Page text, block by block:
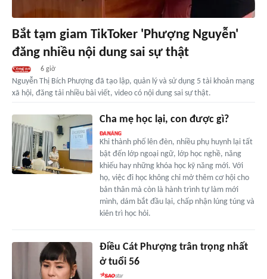
Bắt tạm giam TikToker 'Phượng Nguyễn'
đăng nhiều nội dung sai sự thật
6 giờ
Nguyễn Thị Bích Phượng đã tạo lập, quản lý và sử dụng 5 tài khoản mạng
xã hội, đăng tải nhiều bài viết, video có nội dung sai sự thật.
Cha mẹ học lại, con được gì?
Khi thành phố lên đèn, nhiều phụ huynh lại tất
bật đến lớp ngoại ngữ, lớp học nghề, năng
khiếu hay những khóa học kỹ năng mới. Với
họ, việc đi học không chỉ mở thêm cơ hội cho
bản thân mà còn là hành trình tự làm mới
mình, dám bắt đầu lại, chấp nhận lúng túng và
kiên trì học hỏi.
Điều Cát Phượng trân trọng nhất
ở tuổi 56